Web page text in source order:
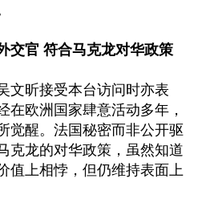
交官 符合马克龙对华政策
文昕接受本台访问时亦表
在欧洲国家肆意活动多年，
觉醒。法国秘密而非公开驱
克龙的对华政策，虽然知道
值上相悖，但仍维持表面上